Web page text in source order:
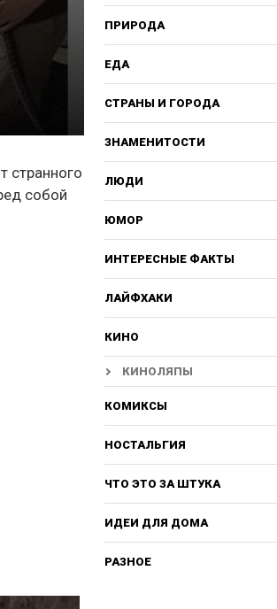
странного
собой
ПРИРОДА
ЕДА
СТРАНЫ И ГОРОДА
ЗНАМЕНИТОСТИ
ЛЮДИ
ЮМОР
ИНТЕРЕСНЫЕ ФАКТЫ
ЛАЙФХАКИ
КИНО
КИНОЛЯПЫ
КОМИКСЫ
НОСТАЛЬГИЯ
ЧТО ЭТО ЗА ШТУКА
ИДЕИ ДЛЯ ДОМА
РАЗНОЕ